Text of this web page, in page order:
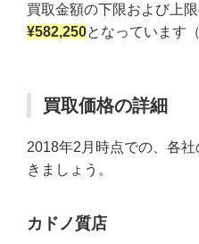
買取金額の下限および上
¥582,250となっています
買取価格の詳細
2018年2月時点での、各
きましょう。
カドノ質店